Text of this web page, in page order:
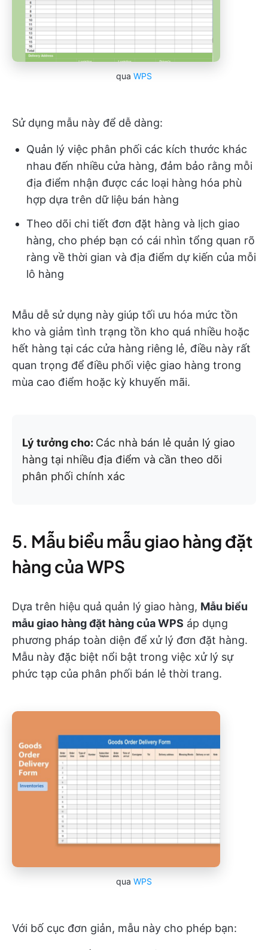
qua WPS
Sử dụng mẫu này để dễ dàng:
Quản lý việc phân phối các kích thước khác
nhau đến nhiều cửa hàng, đảm bảo rằng mỗi
địa điểm nhận được các loại hàng hóa phù
hợp dựa trên dữ liệu bán hàng
Theo dõi chi tiết đơn đặt hàng và lịch giao
hàng, cho phép bạn có cái nhìn tổng quan rõ
ràng về thời gian và địa điểm dự kiến của mỗi
lô hàng
Mẫu dễ sử dụng này giúp tối ưu hóa mức tồn
kho và giảm tình trạng tồn kho quá nhiều hoặc
hết hàng tại các cửa hàng riêng lẻ, điều này rất
quan trọng để điều phối việc giao hàng trong
mùa cao điểm hoặc kỳ khuyến mãi.
Lý tưởng cho: Các nhà bán lẻ quản lý giao
hàng tại nhiều địa điểm và cần theo dõi
phân phối chính xác
5. Mẫu biểu mẫu giao hàng đặt
hàng của WPS
Dựa trên hiệu quả quản lý giao hàng, Mẫu biểu
mẫu giao hàng đặt hàng của WPS áp dụng
phương pháp toàn diện để xử lý đơn đặt hàng.
Mẫu này đặc biệt nổi bật trong việc xử lý sự
phức tạp của phân phối bán lẻ thời trang.
qua WPS
Với bố cục đơn giản, mẫu này cho phép bạn: